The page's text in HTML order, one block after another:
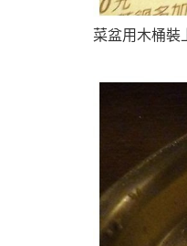
菜盆用木桶裝